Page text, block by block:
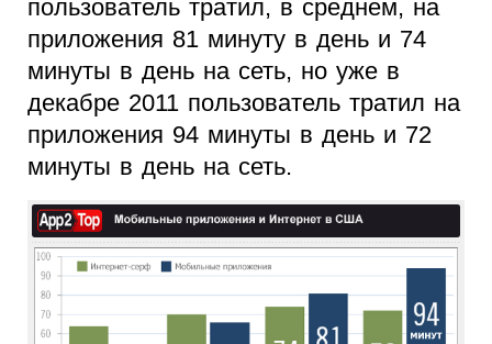
пользователь тратил, в среднем, на
приложения 81 минуту в день и 74
минуты в день на сеть, но уже в
декабре 2011 пользователь тратил на
приложения 94 минуты в день и 72
минуты в день на сеть.